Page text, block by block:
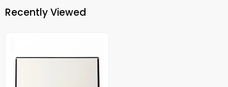
Recently Viewed